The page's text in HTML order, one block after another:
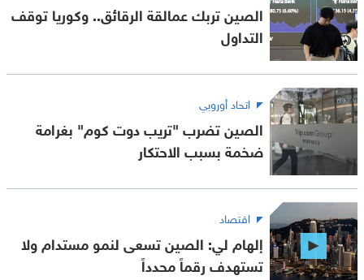
الصين تربك عمالقة الرقائق.. وكوريا توقف
التداول
اتحاد أوروبي
الصين تضرب "تريب دوت كوم" بغرامة
ضخمة بسبب الاحتكار
اقتصاد
إلهام لي: الصين تسعى لنمو مستدام ولا
تستهدف رقماً محدداً